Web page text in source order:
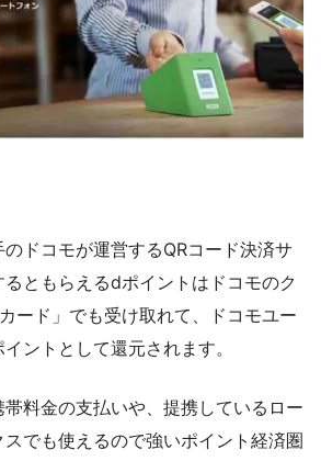
ドコモが運営するQRコード決済サ
ともらえるdポイントはドコモのク
ード」でも受け取れて、ドコモユー
ントとして還元されます。
料金の支払いや、提携しているロー
でも使えるので強いポイント経済圏